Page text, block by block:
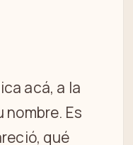
acá, a la
Es
qué